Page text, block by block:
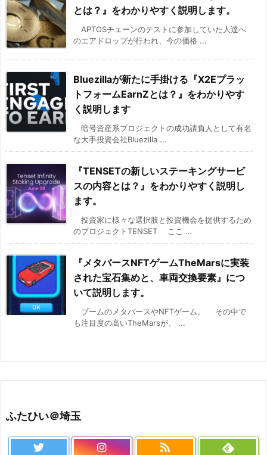
とは？』をわかりやすく説明します。
APTOSチェーンのテストに参加していた人達へ
のエアドロップが行われ、今の価格 ...
Bluezillaが新たに手掛ける『X2Eプラッ
トフォームEarnZとは？』をわかりやす
く説明します
暗号資産系プロジェクトの成功請負人として有名
な大手投資会社Bluezilla ...
『TENSETの新しいステーキングサービ
スの内容とは？』をわかりやすく説明し
ます。
投資家に様々な選択肢と投資機会を提供するため
のプロジェクトTENSET ここ ...
『メタバースNFTゲームTheMarsに実装
された宝石集めと、車両交換要素』につ
いて説明します。
ブームのメタバースやNFTゲーム。 その中で
も注目度の高いTheMarsが、 ...
ふたひい＠埼玉